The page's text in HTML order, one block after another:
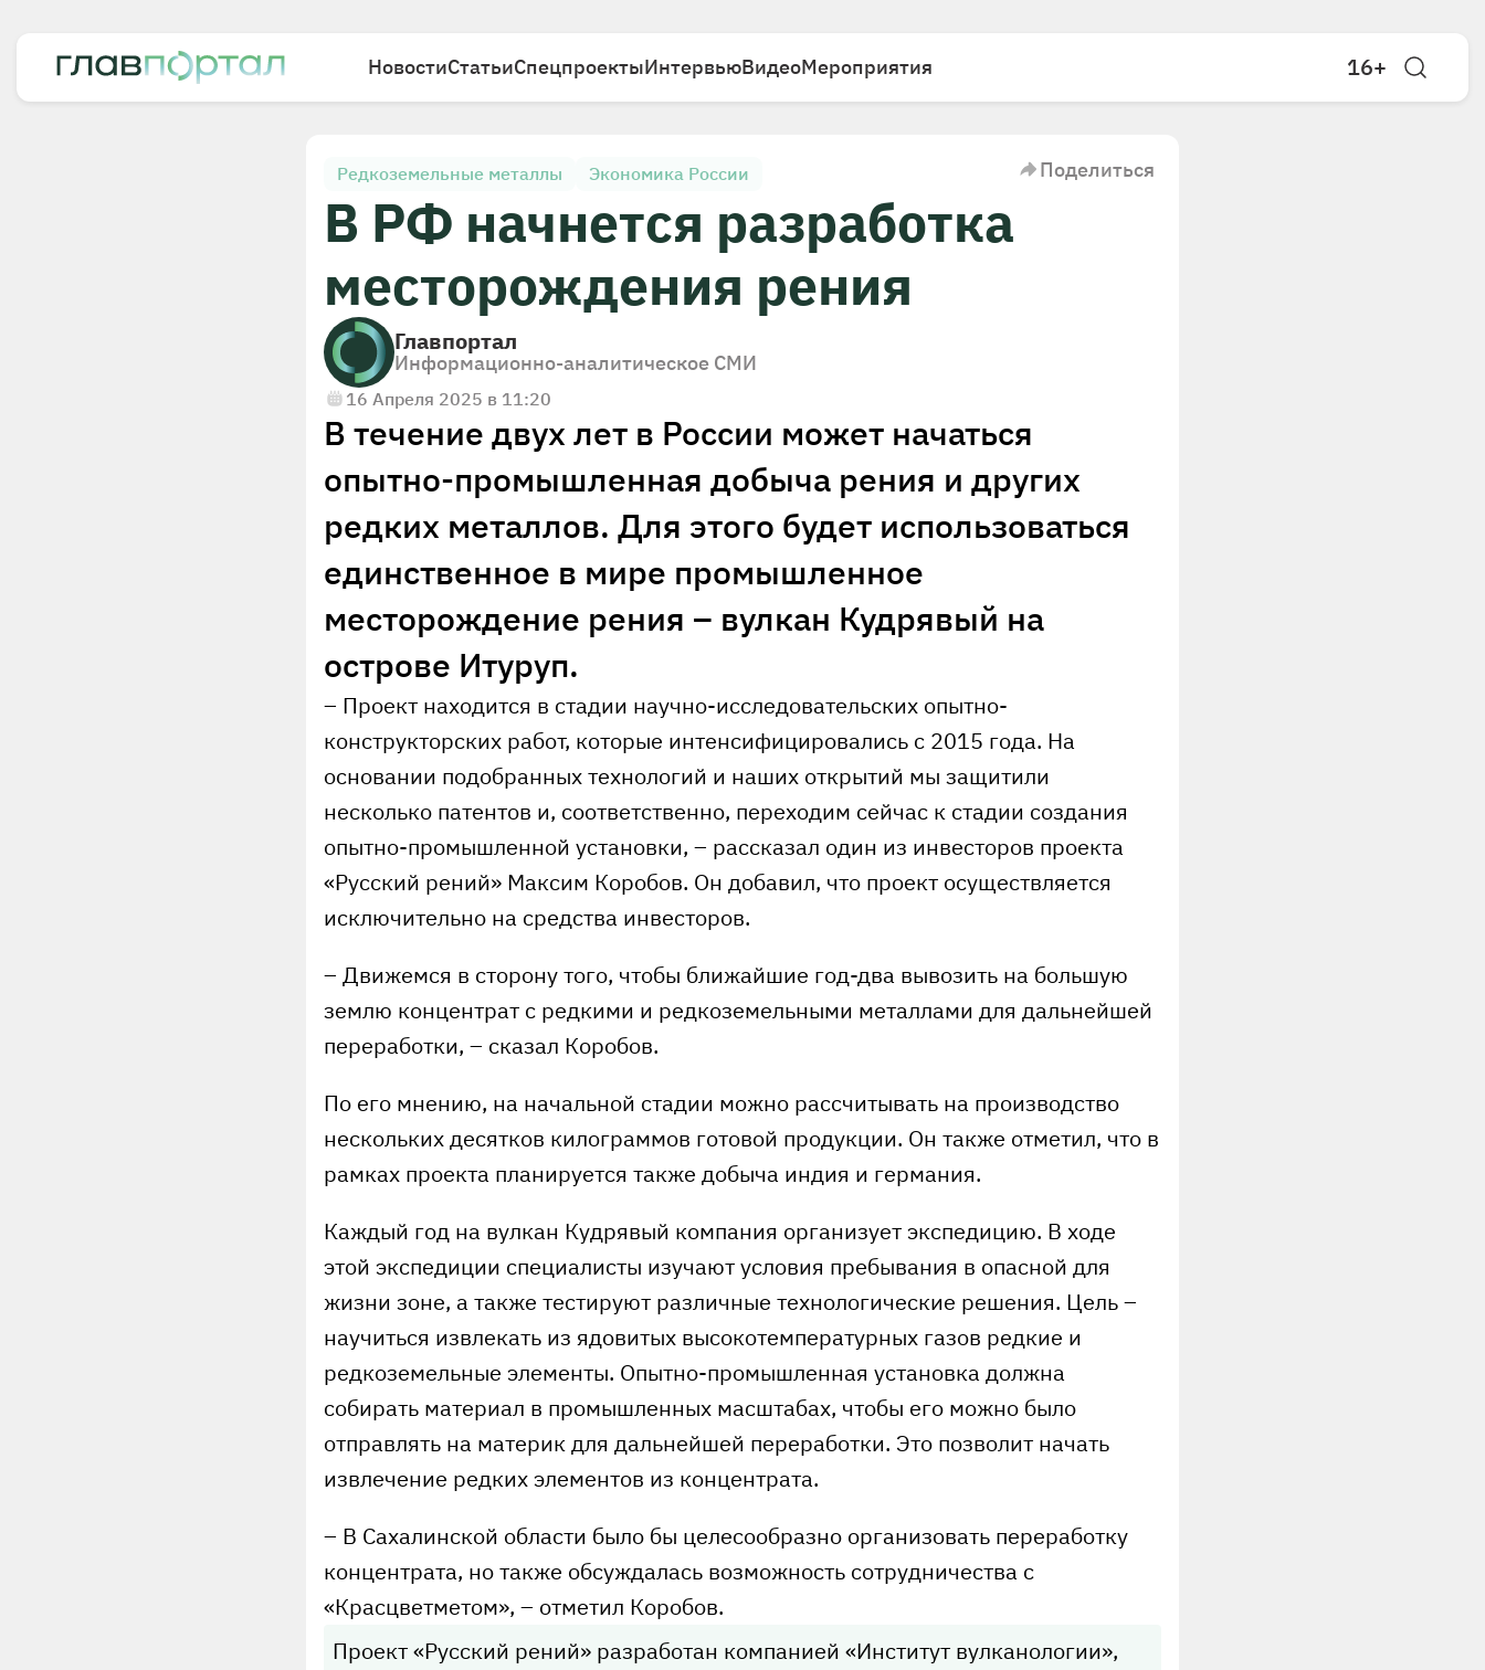
НовостиСтатьиСпецпроектыИнтервьюВидеоМероприятия 16+
Редкоземельные металлы Экономика России Поделиться
В РФ начнется разработка
месторождения рения
Главпортал
Информационно-аналитическое СМИ
16 Апреля 2025 в 11:20
В течение двух лет в России может начаться
опытно-промышленная добыча рения и других
редких металлов. Для этого будет использоваться
единственное в мире промышленное
месторождение рения – вулкан Кудрявый на
острове Итуруп.
– Проект находится в стадии научно-исследовательских опытно-
конструкторских работ, которые интенсифицировались с 2015 года. На
основании подобранных технологий и наших открытий мы защитили
несколько патентов и, соответственно, переходим сейчас к стадии создания
опытно-промышленной установки, – рассказал один из инвесторов проекта
«Русский рений» Максим Коробов. Он добавил, что проект осуществляется
исключительно на средства инвесторов.
– Движемся в сторону того, чтобы ближайшие год-два вывозить на большую
землю концентрат с редкими и редкоземельными металлами для дальнейшей
переработки, – сказал Коробов.
По его мнению, на начальной стадии можно рассчитывать на производство
нескольких десятков килограммов готовой продукции. Он также отметил, что в
рамках проекта планируется также добыча индия и германия.
Каждый год на вулкан Кудрявый компания организует экспедицию. В ходе
этой экспедиции специалисты изучают условия пребывания в опасной для
жизни зоне, а также тестируют различные технологические решения. Цель –
научиться извлекать из ядовитых высокотемпературных газов редкие и
редкоземельные элементы. Опытно-промышленная установка должна
собирать материал в промышленных масштабах, чтобы его можно было
отправлять на материк для дальнейшей переработки. Это позволит начать
извлечение редких элементов из концентрата.
– В Сахалинской области было бы целесообразно организовать переработку
концентрата, но также обсуждалась возможность сотрудничества с
«Красцветметом», – отметил Коробов.
Проект «Русский рений» разработан компанией «Институт вулканологии»,